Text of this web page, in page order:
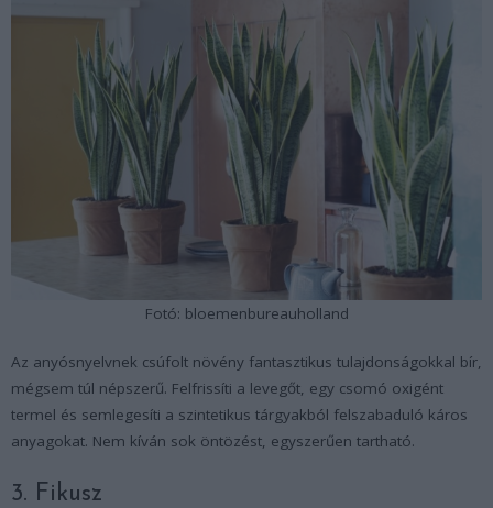
Fotó: bloemenbureauholland
Az anyósnyelvnek csúfolt növény fantasztikus tulajdonságokkal bír,
mégsem túl népszerű. Felfrissíti a levegőt, egy csomó oxigént
termel és semlegesíti a szintetikus tárgyakból felszabaduló káros
anyagokat. Nem kíván sok öntözést, egyszerűen tartható.
3. Fikusz